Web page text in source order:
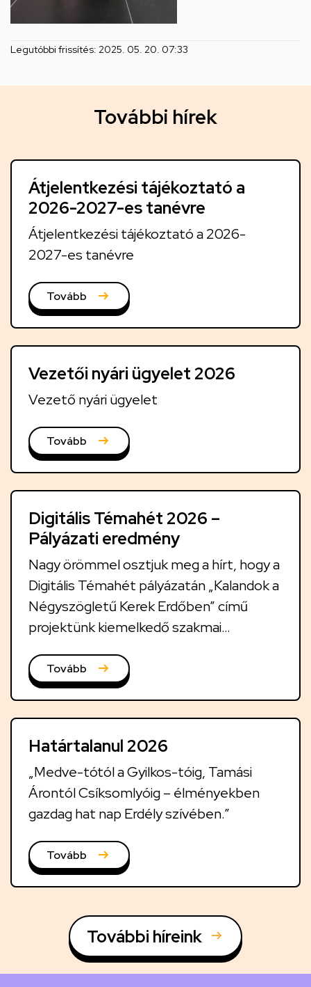
Legutóbbi frissítés: 2025. 05. 20. 07:33
k
További hírek
Átjelentkezési tájékoztató a
2026-2027-es tanévre
Átjelentkezési tájékoztató a 2026-
2027-es tanévre
Tovább
Vezetői nyári ügyelet 2026
Vezető nyári ügyelet
Tovább
Digitális Témahét 2026 –
Pályázati eredmény
Nagy örömmel osztjuk meg a hírt, hogy a
Digitális Témahét pályázatán „Kalandok a
Négyszögletű Kerek Erdőben” című
projektünk kiemelkedő szakmai
Tovább
Határtalanul 2026
„Medve-tótól a Gyilkos-tóig, Tamási
Árontól Csíksomlyóig – élményekben
gazdag hat nap Erdély szívében.”
Tovább
További híreink